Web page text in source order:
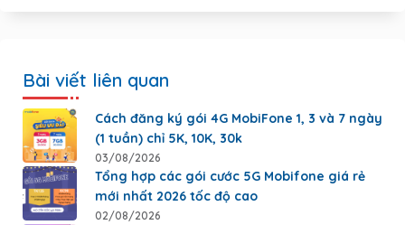
Bài viết liên quan
Cách đăng ký gói 4G MobiFone 1, 3 và 7 ngày
(1 tuần) chỉ 5K, 10K, 30k
03/08/2026
Tổng hợp các gói cước 5G Mobifone giá rẻ
mới nhất 2026 tốc độ cao
02/08/2026